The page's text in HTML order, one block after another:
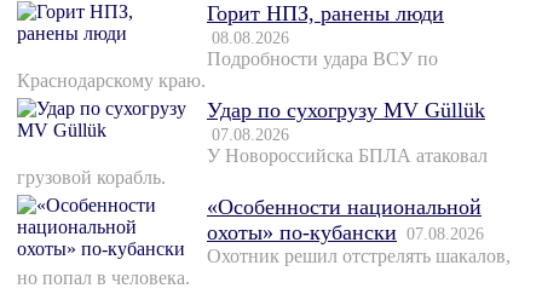
Горит НПЗ, ранены люди
08.08.2026
Подробности удара ВСУ по
Краснодарскому краю.
Удар по сухогрузу MV Güllük
07.08.2026
У Новороссийска БПЛА атаковал
грузовой корабль.
«Особенности национальной
охоты» по-кубански 07.08.2026
Охотник решил отстрелять шакалов,
но попал в человека.